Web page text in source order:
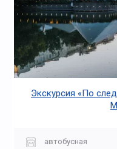
Экскурсия «По
автобусная